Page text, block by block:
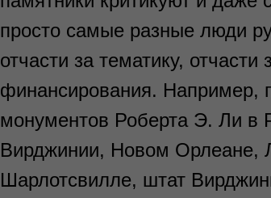
просто самые разные люди
отчасти за тематику, отчасти
финансирования. Например,
монументов Роберта Э. Ли в
Вирджинии, Новом Орлеане,
Шарлотсвилле, штат